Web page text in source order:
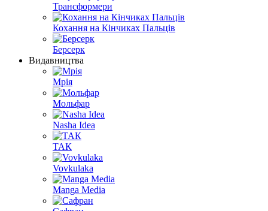
Трансформери
Кохання на Кінчиках Пальців
Берсерк
Видавництва
Мрія
Мольфар
Nasha Idea
ТАК
Vovkulaka
Manga Media